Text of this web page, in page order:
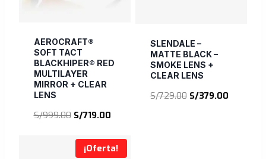
AEROCRAFT®
SOFT TACT
BLACKHIPER® RED
MULTILAYER
MIRROR + CLEAR
LENS
S/999.00 El
original
era:
S/719.00El
actual
es:
SLENDALE –
MATTE BLACK –
SMOKE LENS +
CLEAR LENS
S/729.00 El
S/379.00El
¡Oferta!